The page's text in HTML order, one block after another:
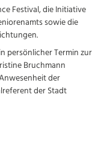
Festival, die Initiative
sowie die
persönlicher Termin zur
Bruchmann
der
der Stadt